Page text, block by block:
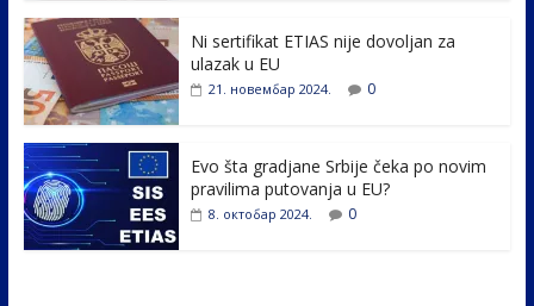
o
k
Ni sertifikat ETIAS nije dovoljan za
ulazak u EU
21. новембар 2024. 0
Evo šta gradjane Srbije čeka po novim
pravilima putovanja u EU?
8. октобар 2024. 0